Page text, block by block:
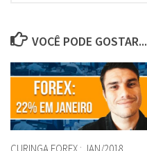
VOCÊ PODE GOSTAR...